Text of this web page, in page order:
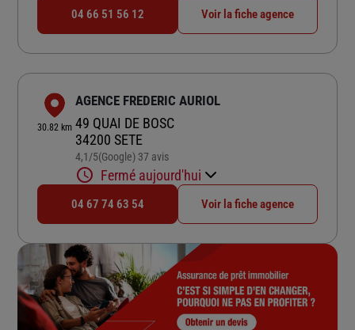
04 66 51 56 12 Voir la fiche agence
30.82 km
AGENCE FREDERIC AURIOL
49 QUAI DE BOSC
34200 SETE
4,1/5Note de 4.1 sur 5
(Google) 37 avis
Fermé aujourd'hui
04 67 74 63 54 Voir la fiche agence